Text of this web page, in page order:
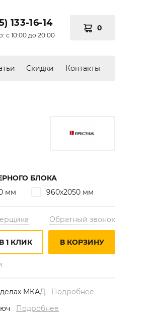
133-16-14
с 10:00 до 20:00
0
Скидки Контакты
БЛОКА
мм
960х2050 мм
Обратный звонок
1 КЛИК В КОРЗИНУ
МКАД Подробнее
Подробнее